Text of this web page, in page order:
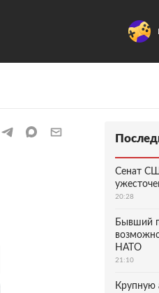
Сенат
20:28
Бывший
НАТО
21:10
Крупную